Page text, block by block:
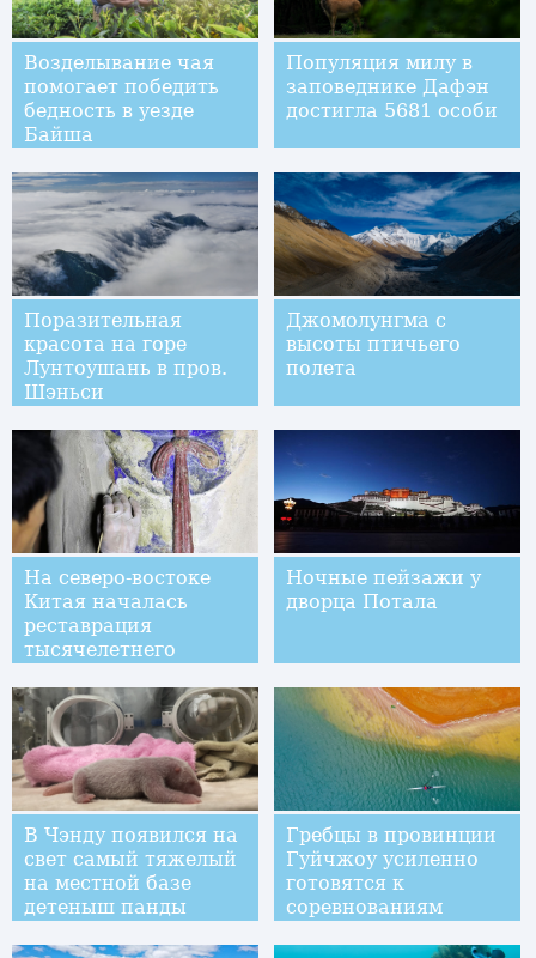
Возделывание чая
помогает победить
бедность в уезде
Байша
Популяция милу в
заповеднике Дафэн
достигла 5681 особи
Поразительная
красота на горе
Лунтоушань в пров.
Шэньси
Джомолунгма с
высоты птичьего
полета
На северо-востоке
Китая началась
реставрация
тысячелетнего
Ночные пейзажи у
дворца Потала
В Чэнду появился на
свет самый тяжелый
на местной базе
детеныш панды
Гребцы в провинции
Гуйчжоу усиленно
готовятся к
соревнованиям